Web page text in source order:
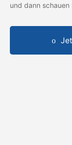
und dann schauen